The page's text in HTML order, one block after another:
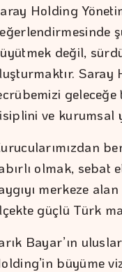
Holding
değil,
Saray
geleceğe
ve kurumsal
olmak, sebat
merkeze
güçlü Türk
Bayar’ın
büyüme